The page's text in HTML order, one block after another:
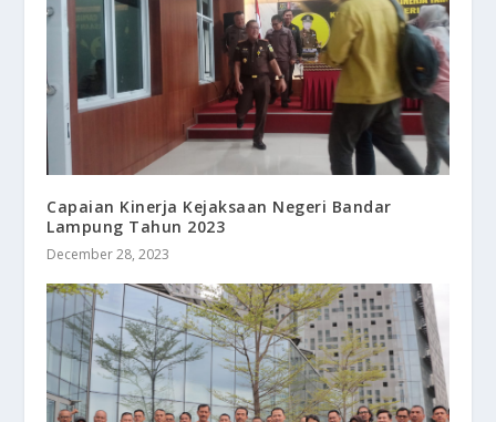
Capaian Kinerja Kejaksaan Negeri Bandar
Lampung Tahun 2023
December 28, 2023